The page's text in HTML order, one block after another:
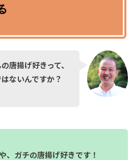
唐揚げ好きって、
ないんですか？
、ガチの唐揚げ好きです！